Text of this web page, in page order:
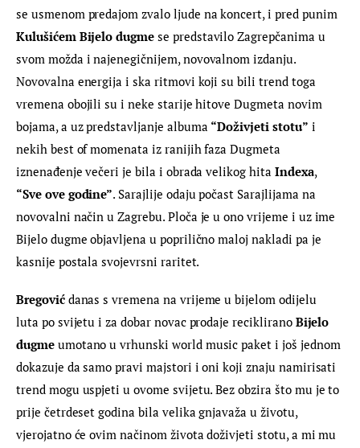
se usmenom predajom zvalo ljude na koncert, i pred punim
Kulušićem Bijelo dugme se predstavilo Zagrepčanima u
svom možda i najenegičnijem, novovalnom izdanju.
Novovalna energija i ska ritmovi koji su bili trend toga
vremena obojili su i neke starije hitove Dugmeta novim
bojama, a uz predstavljanje albuma “Doživjeti stotu” i
nekih best of momenata iz ranijih faza Dugmeta
iznenađenje večeri je bila i obrada velikog hita Indexa,
“Sve ove godine”. Sarajlije odaju počast Sarajlijama na
novovalni način u Zagrebu. Ploča je u ono vrijeme i uz ime
Bijelo dugme objavljena u poprilično maloj nakladi pa je
kasnije postala svojevrsni raritet.
Bregović danas s vremena na vrijeme u bijelom odijelu
luta po svijetu i za dobar novac prodaje reciklirano Bijelo
dugme umotano u vrhunski world music paket i još jednom
dokazuje da samo pravi majstori i oni koji znaju namirisati
trend mogu uspjeti u ovome svijetu. Bez obzira što mu je to
prije četrdeset godina bila velika gnjavaža u životu,
vjerojatno će ovim načinom života doživjeti stotu, a mi mu